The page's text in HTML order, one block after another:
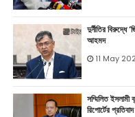
দুর্নীতির বিরুদ্ধে
আহমদ
11 May
সম্মিলিত ইসলামী
রিপোর্টের প্রতিবাদ